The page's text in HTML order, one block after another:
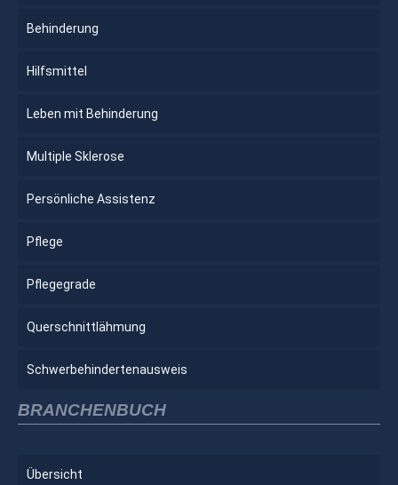
Behinderung
Hilfsmittel
Leben mit Behinderung
Multiple Sklerose
Persönliche Assistenz
Pflege
Pflegegrade
Querschnittlähmung
Schwerbehindertenausweis
BRANCHENBUCH
Übersicht